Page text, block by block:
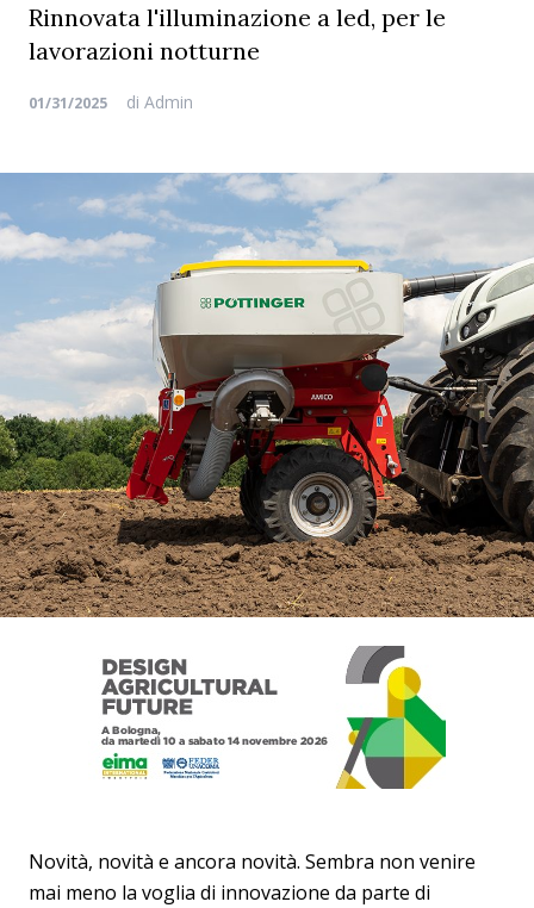
Rinnovata l'illuminazione a led, per le
lavorazioni notturne
01/31/2025 di Admin
Novità, novità e ancora novità. Sembra non venire
mai meno la voglia di innovazione da parte di